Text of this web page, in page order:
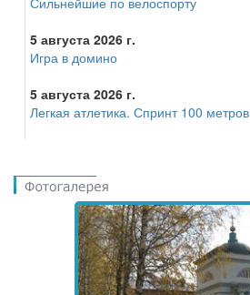
5 августа 2026 г.
Игра в домино
5 августа 2026 г.
Легкая атлетика. Спринт 100 метров